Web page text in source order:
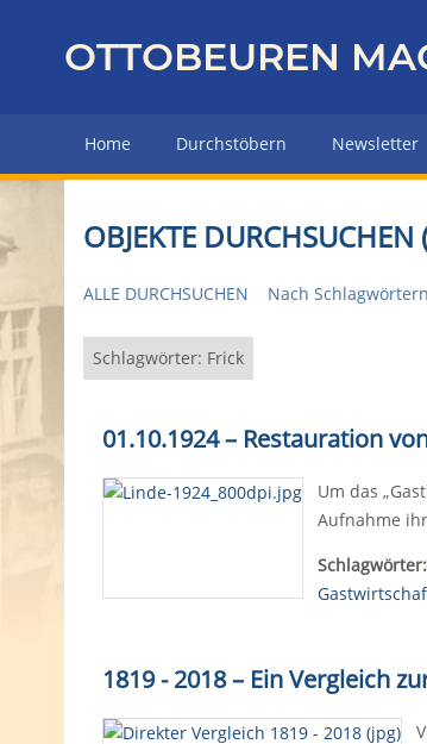
z
r
H
u
p
e
OTTOBEUREN
Home Durchstöbern Newsletter
OBJEKTE DURCHSUCHEN
ALLE DURCHSUCHEN Nach
Schlagwörter: Frick
01.10.1924–Restauration
Um das
Aufnahme
Schlagwörter:
1819 - 2018 – Ein Vergleich